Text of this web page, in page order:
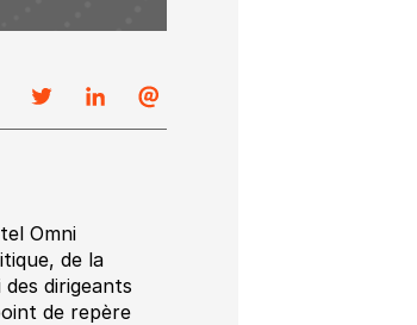
Omni
de la
dirigeants
de repère